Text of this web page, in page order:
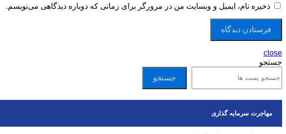
ذخیره نام، ایمیل و وبسایت من در مرورگر برای زمانی که دوباره دیدگاهی می‌نویسم.
close
جستجو
جستجو
مهاجرت سرمایه گذاری